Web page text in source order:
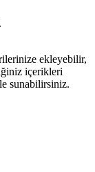
ekleyebilir,
içerikleri
sunabilirsiniz.